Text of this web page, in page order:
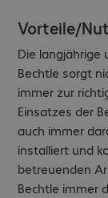
Vorteile/
Die
Bechtle sorgt
immer zur
Einsatzes der
auch immer
installiert und
betreuenden
Bechtle immer